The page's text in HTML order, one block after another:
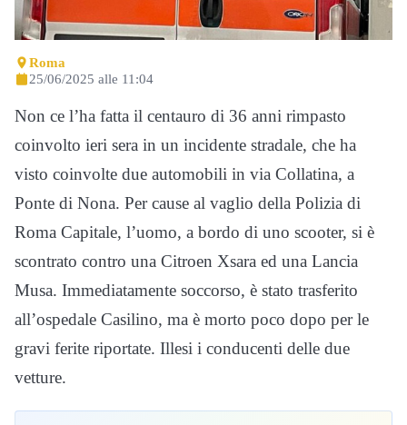
Roma
25/06/2025 alle 11:04
Non ce l’ha fatta il centauro di 36 anni rimpasto
coinvolto ieri sera in un incidente stradale, che ha
visto coinvolte due automobili in via Collatina, a
Ponte di Nona. Per cause al vaglio della Polizia di
Roma Capitale, l’uomo, a bordo di uno scooter, si è
scontrato contro una Citroen Xsara ed una Lancia
Musa. Immediatamente soccorso, è stato trasferito
all’ospedale Casilino, ma è morto poco dopo per le
gravi ferite riportate. Illesi i conducenti delle due
vetture.